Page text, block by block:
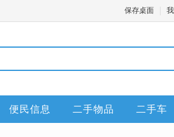
保存桌面
便民信息 二手物品 二手车